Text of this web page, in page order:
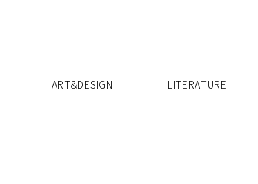
ART&DESIGN LITERATURE